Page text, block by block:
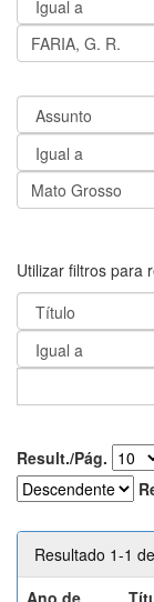
Utilizar filtros para
Result./Pág.
Resultado 1-1
Ano de